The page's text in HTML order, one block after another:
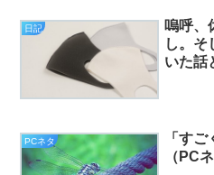
日記
嗚呼、
し。そ
いた話
PCネタ
「す
（PC